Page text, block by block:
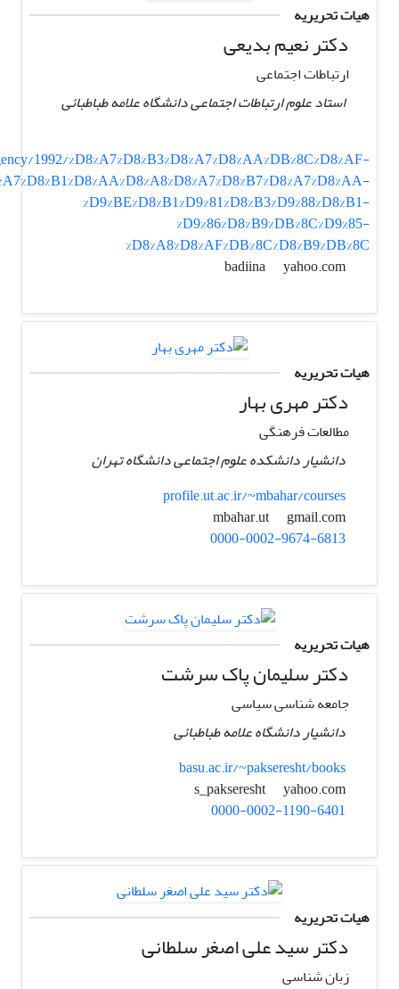
هیات تحریریه
دکتر نعیم بدیعی
ارتباطات اجتماعی
استاد علوم ارتباطات اجتماعی دانشگاه علامه طباطبائی
1992/%D8%A7%D8%B3%D8%A7%D8%AA%DB%8C%D8%AF-
%D9%BE%D8%B1%D9%81%D8%B3%D9%88%D8%B1-
%D9%86%D8%B9%DB%8C%D9%85-
%D8%A8%D8%AF%DB%8C%D8%B9%DB%8C
yahoo.com
هیات تحریریه
دکتر مهری بهار
مطالعات فرهنگی
دانشیار دانشکده علوم اجتماعی دانشگاه تهران
profile.ut.ac.ir/~mbahar/courses
gmail.com
0000-0002-9674-6813
هیات تحریریه
دکتر سلیمان پاک سرشت
جامعه شناسی سیاسی
دانشیار دانشگاه علامه طباطبائی
basu.ac.ir/~pakseresht/books
yahoo.com
0000-0002-1190-6401
هیات تحریریه
دکتر سید علی اصغر سلطانی
زبان شناسی